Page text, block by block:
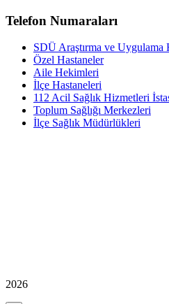
Telefon Numaraları
SDÜ Araştırma ve Uygulama
Özel Hastaneler
Aile Hekimleri
İlçe Hastaneleri
112 Acil Sağlık Hizmetleri
Toplum Sağlığı Merkezleri
İlçe Sağlık Müdürlükleri
2026